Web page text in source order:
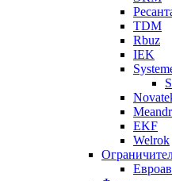
TDM
Rbuz
IEK
Meandr
EKF
Welrok